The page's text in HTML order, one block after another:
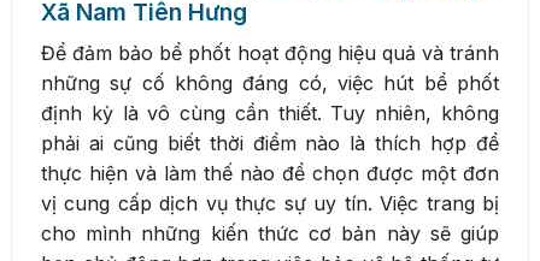
Xã Nam Tiên Hưng
Để đảm bảo bể phốt hoạt động hiệu quả và tránh
những sự cố không đáng có, việc hút bể phốt
định kỳ là vô cùng cần thiết. Tuy nhiên, không
phải ai cũng biết thời điểm nào là thích hợp để
thực hiện và làm thế nào để chọn được một đơn
vị cung cấp dịch vụ thực sự uy tín. Việc trang bị
cho mình những kiến thức cơ bản này sẽ giúp